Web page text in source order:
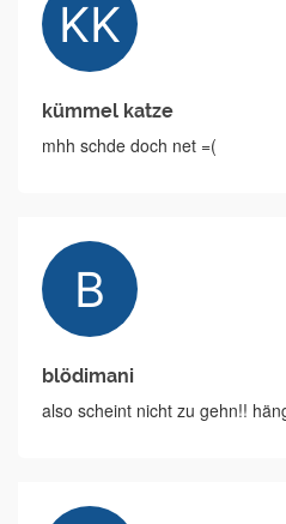
kümmel katze
mhh schde doch net =(
blödimani
also scheint nicht zu gehn!!